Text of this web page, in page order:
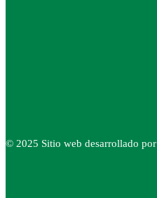
© 2025 Sitio web desarrollado por